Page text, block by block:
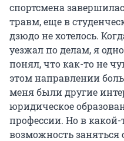
спортсмена
травм, еще в
дзюдо не хотелось.
уезжал по делам, я
понял, что как-то не
этом направлении
меня были другие
юридическое
профессии. Но в
возможность заняться